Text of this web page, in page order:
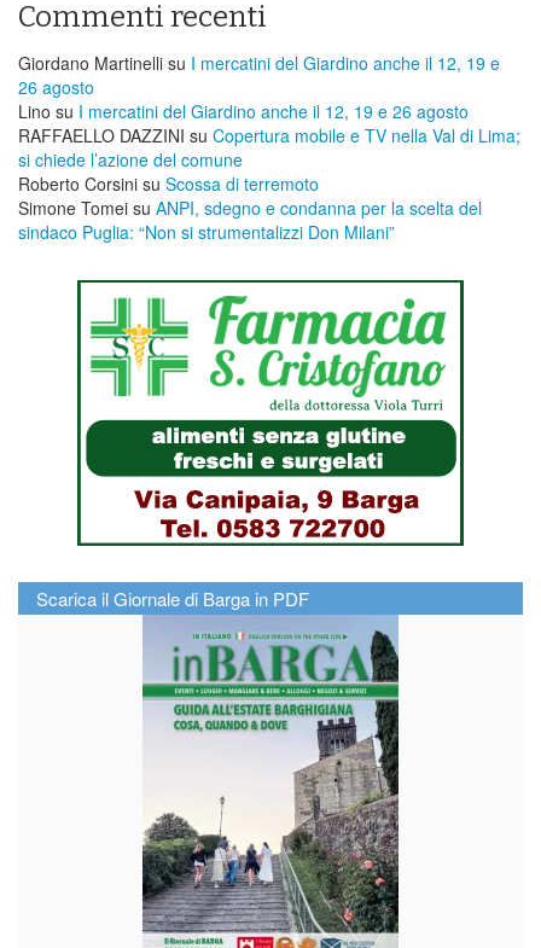
Commenti recenti
Giordano Martinelli su I mercatini del Giardino anche il 12, 19 e
26 agosto
Lino su I mercatini del Giardino anche il 12, 19 e 26 agosto
RAFFAELLO DAZZINI su ​Copertura mobile e TV nella Val di Lima;
si chiede l’azione del comune
Roberto Corsini su Scossa di terremoto
Simone Tomei su ANPI, sdegno e condanna per la scelta del
sindaco Puglia: “Non si strumentalizzi Don Milani”
Scarica il Giornale di Barga in PDF